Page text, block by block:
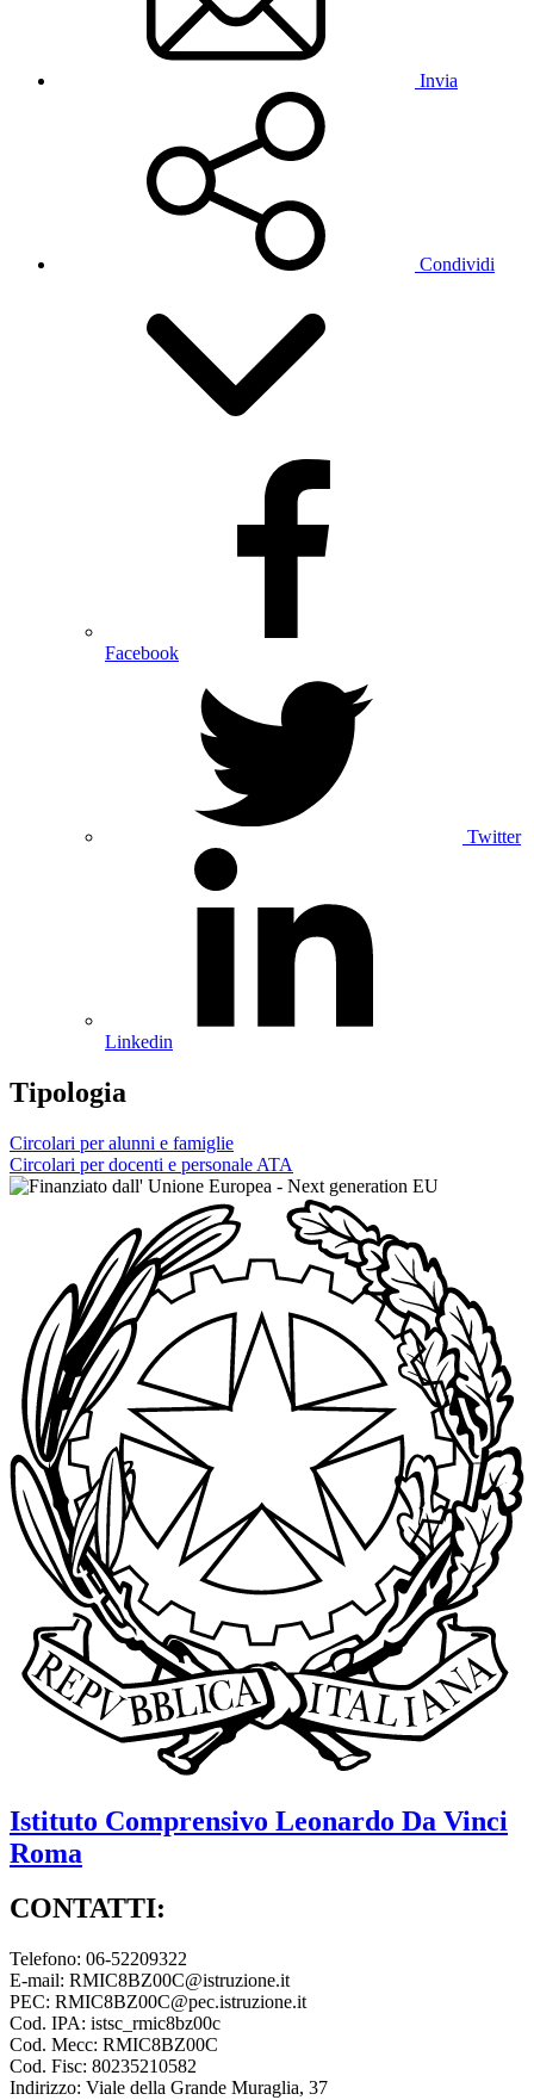
Invia
Condividi
Facebook
Twitter
Linkedin
Tipologia
Circolari per alunni e famiglie
Circolari per docenti e personale ATA
Istituto Comprensivo Leonardo Da Vinci
Roma
CONTATTI:
Telefono: 06-52209322
E-mail: RMIC8BZ00C@istruzione.it
PEC: RMIC8BZ00C@pec.istruzione.it
Cod. IPA: istsc_rmic8bz00c
Cod. Mecc: RMIC8BZ00C
Cod. Fisc: 80235210582
Indirizzo: Viale della Grande Muraglia, 37